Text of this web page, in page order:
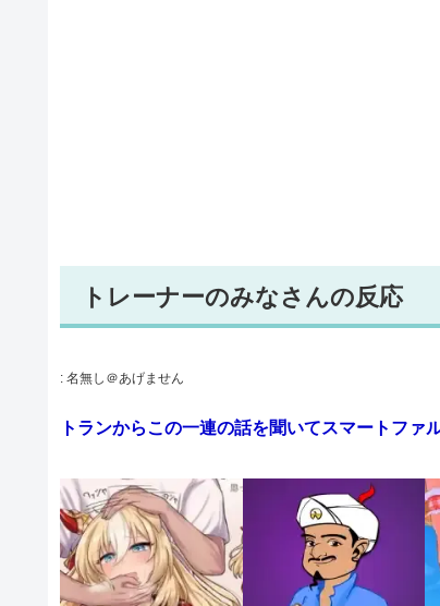
トレーナーのみなさんの反応
: 名無し＠あげません
トランからこの一連の話を聞いてスマートフ